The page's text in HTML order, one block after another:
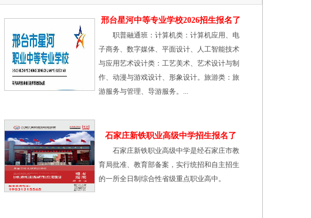
邢台星河中等专业学校2026招生报名了
职普融通班：计算机类：计算机应用、电
子商务、数字媒体、平面设计、人工智能技术
与应用艺术设计类：工艺美术、艺术设计与制
作、动漫与游戏设计、形象设计。旅游类：旅
游服务与管理、导游服务。...
石家庄新铁职业高级中学招生报名了
石家庄新铁职业高级中学是经石家庄市教
育局批准、教育部备案，实行统招和自主招生
的一所全日制综合性省级重点职业高中。